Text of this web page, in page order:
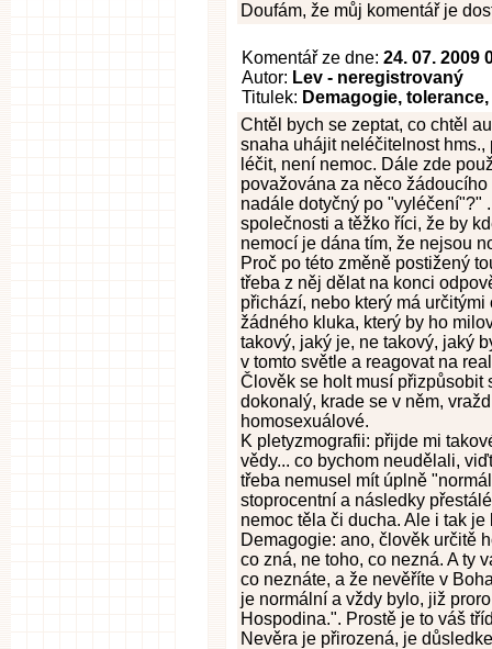
Doufám, že můj komentář je
Komentář ze dne: 24. 07. 2009
Autor: Lev - neregistrovaný
Titulek: Demagogie,
Chtěl bych se zeptat, co chtěl
snaha uhájit neléčitelnost
léčit, není nemoc. Dále zde
považována za něco
nadále dotyčný po "vyléčení"?"
společnosti a těžko říci, že by
nemocí je dána tím, že nejsou
Proč po této změně postižený
třeba z něj dělat na konci
přichází, nebo který má
žádného kluka, který by ho
takový, jaký je, ne takový, jaký
v tomto světle a reagovat na
Člověk se holt musí přizpůsobit
dokonalý, krade se v něm,
homosexuálové.
K pletyzmografii: přijde mi
vědy... co bychom neudělali,
třeba nemusel mít úplně
stoprocentní a následky
nemoc těla či ducha. Ale i tak
Demagogie: ano, člověk určitě
co zná, ne toho, co nezná. A ty
co neznáte, a že nevěříte v
je normální a vždy bylo, již
Hospodina.". Prostě je to váš
Nevěra je přirozená, je